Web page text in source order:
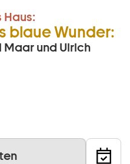
Haus:
blaue Wunder:
Maar und Ulrich